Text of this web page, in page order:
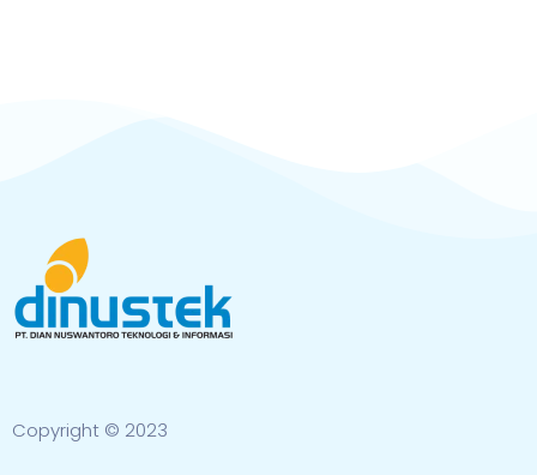
Copyright © 2023